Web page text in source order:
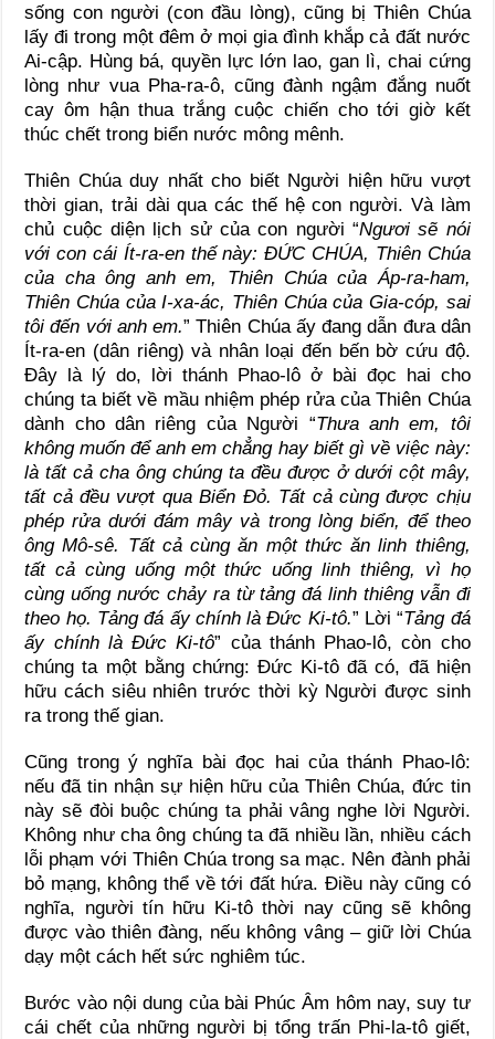
sống con người (con đầu lòng), cũng bị Thiên Chúa
lấy đi trong một đêm ở mọi gia đình khắp cả đất nước
Ai-cập. Hùng bá, quyền lực lớn lao, gan lì, chai cứng
lòng như vua Pha-ra-ô, cũng đành ngậm đắng nuốt
cay ôm hận thua trắng cuộc chiến cho tới giờ kết
thúc chết trong biển nước mông mênh.
Thiên Chúa duy nhất cho biết Người hiện hữu vượt
thời gian, trải dài qua các thế hệ con người. Và làm
chủ cuộc diện lịch sử của con người “Ngươi sẽ nói
với con cái Ít-ra-en thế này: ĐỨC CHÚA, Thiên Chúa
của cha ông anh em, Thiên Chúa của Áp-ra-ham,
Thiên Chúa của I-xa-ác, Thiên Chúa của Gia-cóp, sai
tôi đến với anh em.” Thiên Chúa ấy đang dẫn đưa dân
Ít-ra-en (dân riêng) và nhân loại đến bến bờ cứu độ.
Đây là lý do, lời thánh Phao-lô ở bài đọc hai cho
chúng ta biết về mầu nhiệm phép rửa của Thiên Chúa
dành cho dân riêng của Người “Thưa anh em, tôi
không muốn để anh em chẳng hay biết gì về việc này:
là tất cả cha ông chúng ta đều được ở dưới cột mây,
tất cả đều vượt qua Biển Đỏ. Tất cả cùng được chịu
phép rửa dưới đám mây và trong lòng biển, để theo
ông Mô-sê. Tất cả cùng ăn một thức ăn linh thiêng,
tất cả cùng uống một thức uống linh thiêng, vì họ
cùng uống nước chảy ra từ tảng đá linh thiêng vẫn đi
theo họ. Tảng đá ấy chính là Đức Ki-tô.” Lời “Tảng đá
ấy chính là Đức Ki-tô” của thánh Phao-lô, còn cho
chúng ta một bằng chứng: Đức Ki-tô đã có, đã hiện
hữu cách siêu nhiên trước thời kỳ Người được sinh
ra trong thế gian.
Cũng trong ý nghĩa bài đọc hai của thánh Phao-lô:
nếu đã tin nhận sự hiện hữu của Thiên Chúa, đức tin
này sẽ đòi buộc chúng ta phải vâng nghe lời Người.
Không như cha ông chúng ta đã nhiều lần, nhiều cách
lỗi phạm với Thiên Chúa trong sa mạc. Nên đành phải
bỏ mạng, không thể về tới đất hứa. Điều này cũng có
nghĩa, người tín hữu Ki-tô thời nay cũng sẽ không
được vào thiên đàng, nếu không vâng – giữ lời Chúa
dạy một cách hết sức nghiêm túc.
Bước vào nội dung của bài Phúc Âm hôm nay, suy tư
cái chết của những người bị tổng trấn Phi-la-tô giết,